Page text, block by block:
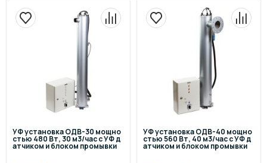
УФ установка ОДВ-30 мощно
стью 480 Вт, 30 м3/час с УФ д
атчиком и блоком промывки
УФ установка ОДВ-40 мощно
стью 560 Вт, 40 м3/час с УФ д
атчиком и блоком промывки